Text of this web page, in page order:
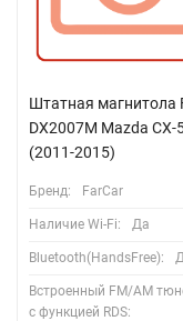
Штатная магнитола
DX2007M Mazda CX-
(2011-2015)
Бренд: FarCar
Наличие Wi-Fi: Да
Bluetooth(HandsFree):
Встроенный FM/AM
с функцией RDS: